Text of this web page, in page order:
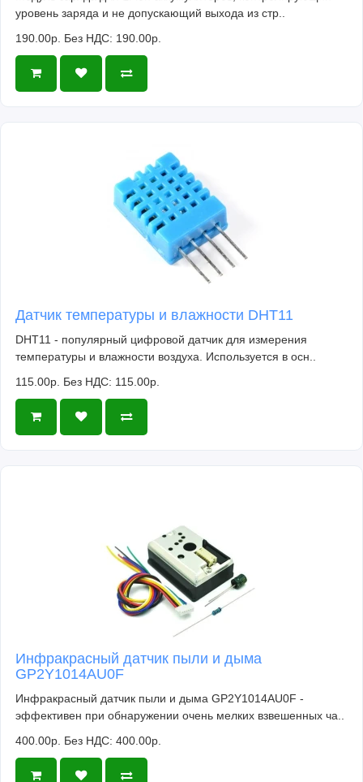
уровень заряда и не допускающий выхода из стр..
190.00р. Без НДС: 190.00р.
Датчик температуры и влажности DHT11
DHT11 - популярный цифровой датчик для измерения
температуры и влажности воздуха. Используется в осн..
115.00р. Без НДС: 115.00р.
Инфракрасный датчик пыли и дыма
GP2Y1014AU0F
Инфракрасный датчик пыли и дыма GP2Y1014AU0F -
эффективен при обнаружении очень мелких взвешенных ча..
400.00р. Без НДС: 400.00р.